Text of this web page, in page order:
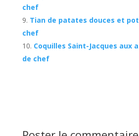
chef
Tian de patates douces et
chef
Coquilles Saint-Jacques aux
de chef